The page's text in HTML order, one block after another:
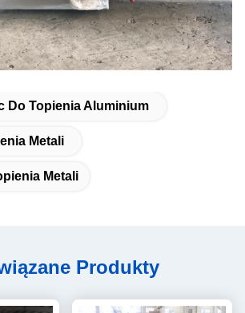
Do Topienia Aluminium
Metali
Metali
Produkty